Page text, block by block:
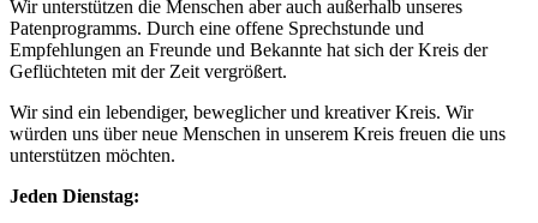
Wir unterstützen die Menschen aber auch außerhalb unseres
Patenprogramms. Durch eine offene Sprechstunde und
Empfehlungen an Freunde und Bekannte hat sich der Kreis der
Geflüchteten mit der Zeit vergrößert.
Wir sind ein lebendiger, beweglicher und kreativer Kreis. Wir
würden uns über neue Menschen in unserem Kreis freuen die uns
unterstützen möchten.
Jeden Dienstag: